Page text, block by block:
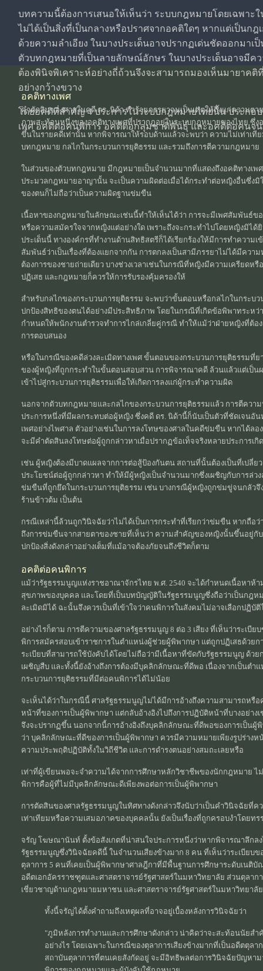
อคติทางเพศ
คำตัดสินของศาลในคดี ดร. นิด้า ทำร้ายภรรยาจนเป็นเหตุให้ถึงแก่ความตา
ภาพสะท้อนหนึ่งของอคติทางเพศที่ปรากฏอยู่ในระบบกฎหมายของไทย ซึ่ง
ขึ้นในรายคดีเท่านั้น หากพิจารณาให้รอบด้านแล้วจะพบว่า ความไม่เท่าเที
บทกฎหมาย กลไกในกระบวนการยุติธรรม และรวมถึงการตีความกฎหมาย
ในส่วนของตัวบทกฎหมาย มีกฎหมายเป็นจำนวนมากที่แสดงถึงอคติทางเ
ประมวลกฎหมายอาญานั้น จะเป็นความผิดต่อเมื่อได้กระทำต่อหญิงอื่นซึ่ง
ของตนก็ไม่ถือว่าเป็นความผิดฐานข่มขืน
เนื้อหาของกฎหมายในลักษณะเช่นนี้ทำให้เห็นได้ว่า การจะมีเพศสัมพันธ์ข
หรือความสมัครใจจากหญิงแต่อย่างใด เพราะถึงจะกระทำไปโดยหญิงมิไ
ประเด็นนี้ ทางองค์กรที่ทำงานด้านสิทธิสตรีก็ได้เรียกร้องให้มีการทำความ
สัมพันธ์ว่าเป็นเรื่องที่ต้องแยกจากกัน การตกลงเป็นสามีภรรยาไม่ได้มีคว
ต้องการของชายถ่ายเดียว บางช่วงเวลาเช่นในกรณีที่หญิงมีความเครียดห
ปฏิเสธ และกฎหมายก็ควรให้การรับรองคุ้มครองให้
สำหรับกลไกของกระบวนการยุติธรรม จะพบว่าขั้นตอนหรือกลไกในกระบ
ปกป้องสิทธิของตนได้อย่างมีประสิทธิภาพ โดยในกรณีที่เกิดข้อพิพาทระหว่
กำหนดให้พนักงานตำรวจทำการไกล่เกลี่ยคู่กรณี ทำให้แม้ว่าฝ่ายหญิงที่ต้อ
การตอบสนอง
หรือในกรณีของคดีล่วงละเมิดทางเพศ ขั้นตอนของกระบวนการยุติธรรมที่
ของผู้หญิงที่ถูกกระทำในขั้นตอนสอบสวน การพิจารณาคดี ล้วนแล้วแต่เป็
เข้าไปสู่กระบวนการยุติธรรมเพื่อให้เกิดการลงแก่ผู้กระทำความผิด
นอกจากตัวบทกฎหมายและกลไกของกระบวนการยุติธรรมแล้ว การตีคว
ประการหนึ่งที่มีผลกระทบต่อผู้หญิง ซึ่งคดี ดร. นิด้านี้ก็นับเป็นตัวที่ชัดเจนอั
เพศอย่างไพศาล ตัวอย่างเช่นในการลงโทษของศาลในคดีข่มขืน หากได้ล
จะมีคำตัดสินลงโทษต่อผู้ถูกกล่าวหาเมื่อปรากฏข้อเท็จจริงหลายประการเกิ
เช่น ผู้หญิงต้องมีบาดแผลจากการต่อสู้ป้องกันตน สถานที่นั้นต้องเป็นที่เปลี่ย
ประโยชน์ต่อผู้ถูกกล่าวหา ทำให้มีผู้หญิงเป็นจำนวนมากซึ่งเผชิญกับการล่ว
ข่มขืนที่ถูกยึดในกระบวนการยุติธรรม เช่น บางกรณีผู้หญิงถูกข่มขู่จนกลัวจึ
ร้านข้าวต้ม เป็นต้น
กรณีเหล่านี้ล้วนถูกวินิจฉัยว่าไม่ได้เป็นการกระทำที่เรียกว่าข่มขืน หากถือ
ถึงการข่มขืนจากสายตาของชายที่เห็นว่า ความสำคัญของหญิงนั้นขึ้นอยู่กั
ปกป้องสิ่งดังกล่าวอย่างเต็มที่แม้อาจต้องภัยจนถึงชีวิตก็ตาม
อคติต่อคนพิการ
แม้ว่ารัฐธรรมนูญแห่งราชอาณาจักรไทย พ.ศ. 2540 จะได้กำหนดเนื้อหาห้
สุขภาพของบุคคล และโดยที่เป็นบทบัญญัติในรัฐธรรมนูญซึ่งถือว่าเป็นกฎ
ละเมิดมิได้ ฉะนั้นจึงควรเป็นที่เข้าใจว่าคนพิการในสังคมไม่อาจเลือกปฏิบัติ
อย่างไรก็ตาม การตีความของศาลรัฐธรรมนูญ 8 ต่อ 3 เสียง ที่เห็นว่าระเ
พิการสมัครสอบเข้าราชการในตำแหน่งผู้ช่วยผู้พิพากษา แต่ถูกปฏิเสธด้วย
ระเบียบที่สามารถใช้บังคับได้โดยไม่ถือว่ามีเนื้อหาที่ขัดกับรัฐธรรมนูญ ด้วย
เผชิญสืบ และทั้งนี้ยังอ้างถึงการต้องมีบุคลิกลักษณะที่ดีพอ เนื่องจากเป็นตำ
กระบวนการยุติธรรมที่มีต่อคนพิการได้ไม่น้อย
จะเห็นได้ว่าในกรณีนี้ ศาลรัฐธรรมนูญไม่ได้มีการอ้างถึงความสามารถห
หน้าที่ของการเป็นผู้พิพากษา แต่กลับอ้างอิงไปถึงการปฏิบัติหน้าที่บางอย่าง
จึงจะปรากฏขึ้น นอกจากนี้การอ้างอิงถึงบุคลิกลักษณะที่ดีพอของการเป็น
ว่า บุคลิกลักษณะที่ดีของการเป็นผู้พิพากษา ควรมีความหมายเพียงรูปร่าง
ความประพฤติปฏิบัติทั้งในวิถีชีวิต และการดำรงตนอย่างสมถะเลยหรือ
เท่าที่ผู้เขียนพอจะจำความได้จากการศึกษาหลักวิชาชีพของนักกฎหมาย ไ
พิการคือผู้ที่ไม่มีบุคลิกลักษณะดีเพียงพอต่อการเป็นผู้พิพากษา
การตัดสินของศาลรัฐธรรมนูญในทิศทางดังกล่าวจึงนับว่าเป็นคำวินิจฉัยที่ค
เท่าเทียมหรือความเสมอภาคของบุคคลนั้น ยังเป็นเรื่องที่ถูกครอบงำโดยท
จรัญ โฆษณานันท์ ตั้งข้อสังเกตที่น่าสนใจประการหนึ่งว่าหากพิจารณาลึกล
รัฐธรรมนูญซึ่งวินิจฉัยคดีนี้ ในจำนวนเสียงข้างมาก 8 คน ที่เห็นว่าระเบีย
ตุลาการ 5 คนที่เคยเป็นผู้พิพากษาศาลฎีกาที่มีพื้นฐานการศึกษาระดับเนติ
อดีตเอกอัครราชฑูตและศาสตราจารย์รัฐศาสตร์ในมหาวิทยาลัย ส่วนตุลา
เชี่ยวชาญด้านกฎหมายมหาชน และศาสตราจารย์รัฐศาสตร์ในมหาวิทยาลัย
ทั้งนี้จรัญได้ตั้งคำถามถึงเหตุผลที่อาจอยู่เบื้องหลังการวินิจฉัยว่า
"ภูมิหลังการทำงานและการศึกษาดังกล่าว น่าคิดว่าจะสะท้อนนัยส
อย่างไร โดยเฉพาะในกรณีของตุลาการเสียงข้างมากที่เป็นอดีตตุล
สถาบันตุลาการที่ตนเคยสังกัดอยู่ จะมีอิทธิพลต่อการวินิจฉัยปัญหา
บทความนี้ต้องการเสนอให้เห็นว่า ระบบกฎหมายโดยเฉพาะ
ไม่ได้เป็นสิ่งที่เป็นกลางหรือปราศจากอคติใดๆ หากแต่เป็นก
ด้วยความลำเอียง ในบางประเด็นอาจปรากฏเด่นชัดออกมาเ
ตัวบทกฎหมายที่เป็นลายลักษณ์อักษร ในบางประเด็นอาจมีค
ต้องพินิจพิเคราะห์อย่างถี่ถ้วนจึงจะสามารถมองเห็นมายาคติ
อย่างกว้างขวาง
โดยอคติที่สำคัญ 4 ประการในระบบกฎหมายไทยนั้น ประกอ
เพศ อคติต่อคนพิการ อคติต่อกลุ่มชาติพันธุ์ และอคติต่อคนจน